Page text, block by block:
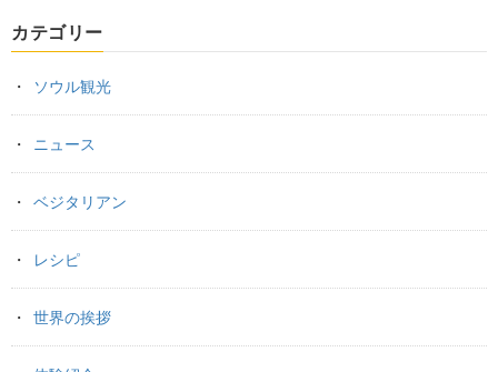
カテゴリー
ソウル観光
ニュース
ベジタリアン
レシピ
世界の挨拶